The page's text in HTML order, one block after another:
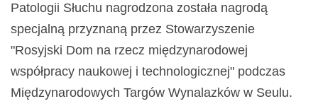
Patologii Słuchu nagrodzona została nagrodą
specjalną przyznaną przez Stowarzyszenie
"Rosyjski Dom na rzecz międzynarodowej
współpracy naukowej i technologicznej" podczas
Międzynarodowych Targów Wynalazków w Seulu.